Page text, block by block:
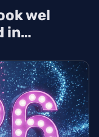
wel
in…